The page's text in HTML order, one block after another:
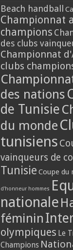
Beach handball
Championnat
champions
des clubs
Championnat
clubs
des nations
de Tunisie
du monde
tunisiens
vainqueurs de
Tunisie Coupe du
d'honneur hommes
nationale
féminin
olympiques Le
Champions